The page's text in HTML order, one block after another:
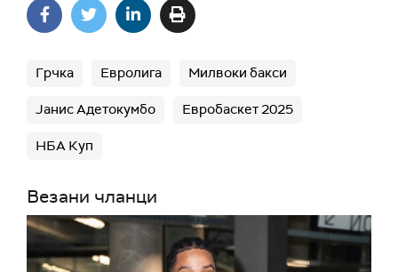
Грчка Евролига Милвоки бакси
Јанис Адетокумбо Евробаскет 2025
НБА Куп
Везани чланци